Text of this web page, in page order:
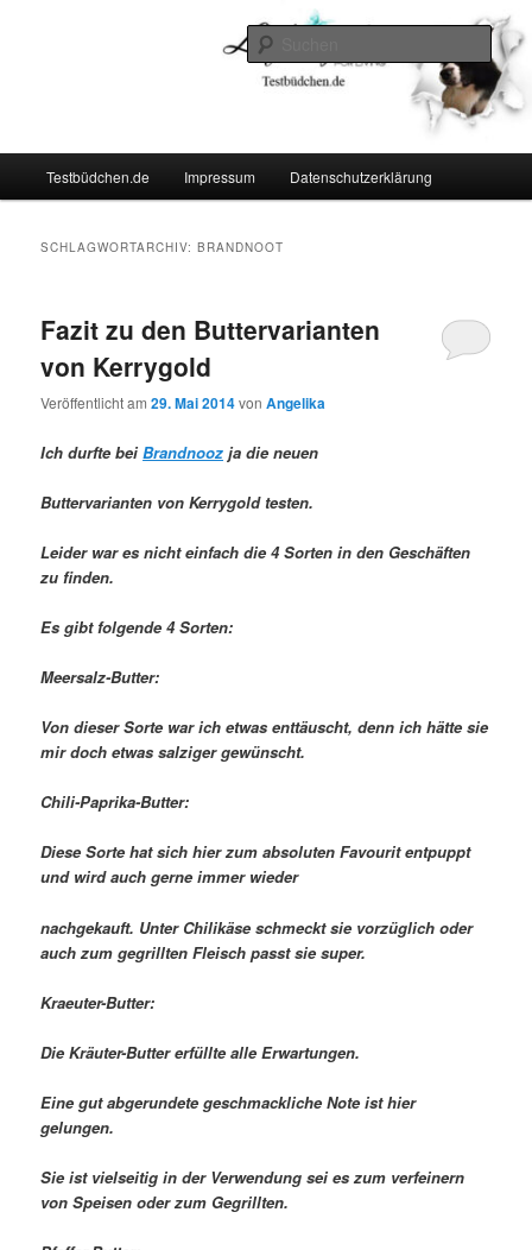
Testbüdchen.de Impressum Datenschutzerklärung
SCHLAGWORTARCHIV:BRANDNOOT
Fazit zu den Buttervarianten
von Kerrygold
Veröffentlicht am29. Mai 2014vonAngelika
Ich durfte beiBrandnooz ja die neuen
Buttervarianten von Kerrygold testen.
Leider war es nicht einfach die 4 Sorten in den Geschäften
zu finden.
Es gibt folgende 4 Sorten:
Meersalz-Butter:
Von dieser Sorte war ich etwas enttäuscht, denn ich hätte sie
mir doch etwas salziger gewünscht.
Chili-Paprika-Butter:
Diese Sorte hat sich hier zum absoluten Favourit entpuppt
und wird auch gerne immer wieder
nachgekauft. Unter Chilikäse schmeckt sie vorzüglich oder
auch zum gegrillten Fleisch passt sie super.
Kraeuter-Butter:
Die Kräuter-Butter erfüllte alle Erwartungen.
Eine gut abgerundete geschmackliche Note ist hier
gelungen.
Sie ist vielseitig in der Verwendung sei es zum verfeinern
von Speisen oder zum Gegrillten.